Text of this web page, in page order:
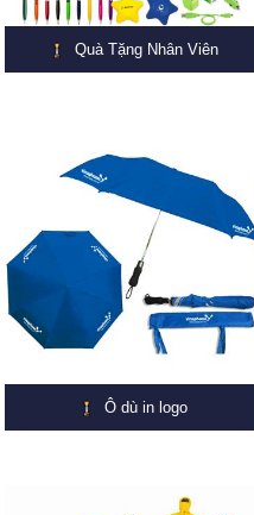
Quà Tặng Nhân Viên
Ô dù in logo